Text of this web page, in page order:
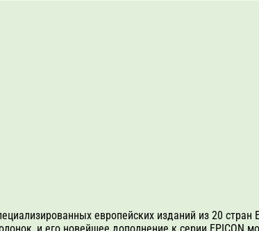
европейских изданий из 20